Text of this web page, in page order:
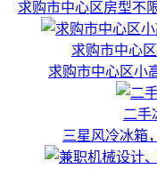
求购市中心区房型不
求购市中心
求购市中心区小
二手
三星风冷冰箱